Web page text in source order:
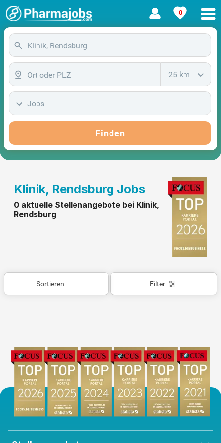
0
25 km
Jobs
Finden
Klinik, Rendsburg Jobs
0 aktuelle Stellenangebote bei Klinik,
Rendsburg
Filter
Sortieren